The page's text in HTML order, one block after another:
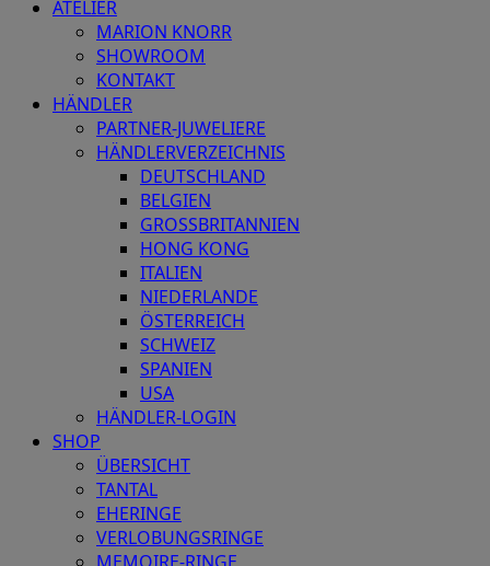
ATELIER
MARION KNORR
SHOWROOM
KONTAKT
HÄNDLER
PARTNER-JUWELIERE
HÄNDLERVERZEICHNIS
DEUTSCHLAND
BELGIEN
GROSSBRITANNIEN
HONG KONG
ITALIEN
NIEDERLANDE
ÖSTERREICH
SCHWEIZ
SPANIEN
USA
HÄNDLER-LOGIN
SHOP
ÜBERSICHT
TANTAL
EHERINGE
VERLOBUNGSRINGE